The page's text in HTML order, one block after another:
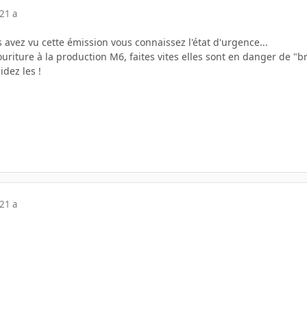
21 a
avez vu cette émission vous connaissez l'état d'urgence...
à la production M6, faites vites elles sont en danger de
les !
21 a